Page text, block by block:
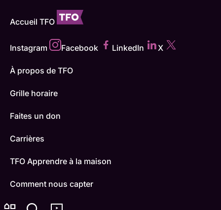
Accueil TFO
Instagram Facebook LinkedIn X
À propos de TFO
Grille horaire
Faites un don
Carrières
TFO Apprendre à la maison
Comment nous capter
Contactez-nous